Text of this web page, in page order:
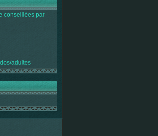
conseillées par
adultes